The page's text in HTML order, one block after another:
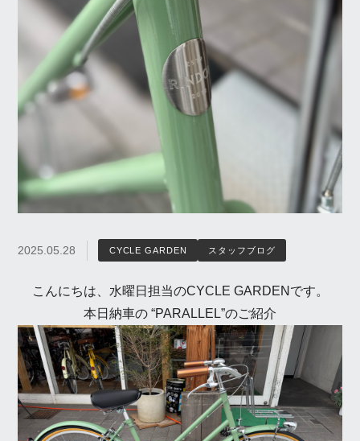
2025.05.28 CYCLE GARDEN スタッフブログ
こんにちは、水曜日担当のCYCLE GARDENです。
本日納車の “PARALLEL”のご紹介